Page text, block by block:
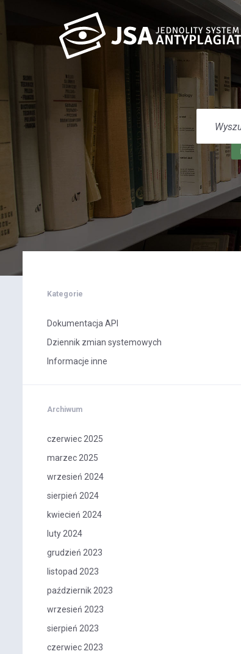
WYSZUKAJ
CENTRUM
Kategorie
Dokumentacja API
Dziennik zmian systemowych
Informacje inne
Archiwum
czerwiec 2025
marzec 2025
wrzesień 2024
sierpień 2024
kwiecień 2024
luty 2024
grudzień 2023
listopad 2023
październik 2023
wrzesień 2023
sierpień 2023
czerwiec 2023